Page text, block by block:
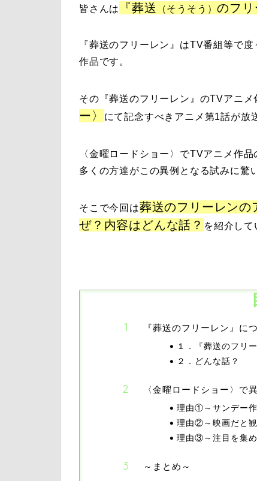
皆さんは 『葬送 （そうそう）のフリ
『葬送のフリーレン 』はTV番組等で度
作品です。
その 『葬送のフリーレン 』のTVアニ
ー〉 にて記念すべきアニメ第1話が放
〈金曜ロードショー 〉でTVアニメ作品
多くの方達がこの異例となる試みに驚
そこで今回は葬送のフリーレンの
ぜ？内容はどんな話？ を紹介して
『葬送のフリーレン』に
１．『葬送のフリ
２．どんな話？
〈金曜ロードショー〉で
理由①～サンデー
理由②～映画だと
理由③～注目を集
～まとめ～